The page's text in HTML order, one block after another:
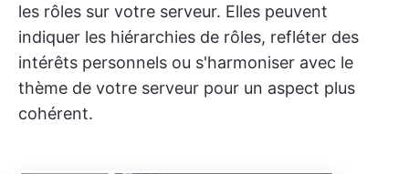
les rôles sur votre serveur. Elles peuvent
indiquer les hiérarchies de rôles, refléter des
intérêts personnels ou s'harmoniser avec le
thème de votre serveur pour un aspect plus
cohérent.